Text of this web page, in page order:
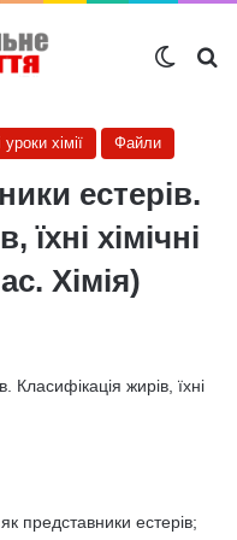
уроки хімії Файли
естерів.
їхні хімічні
Хімія)
жирів, їхні
представники естерів;